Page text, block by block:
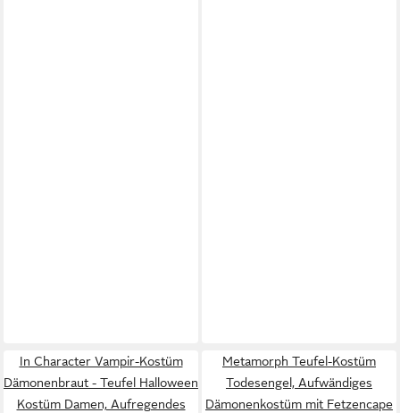
In Character Vampir-Kostüm
Dämonenbraut - Teufel Halloween
Kostüm Damen, Aufregendes
Metamorph Teufel-Kostüm
Todesengel, Aufwändiges
Dämonenkostüm mit Fetzencape